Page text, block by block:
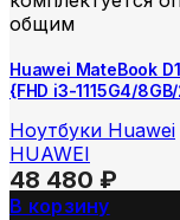
общим
Huawei MateBook
{FHD i3-1115G4/
Ноутбуки Huawei
HUAWEI
48 480 ₽
В корзину